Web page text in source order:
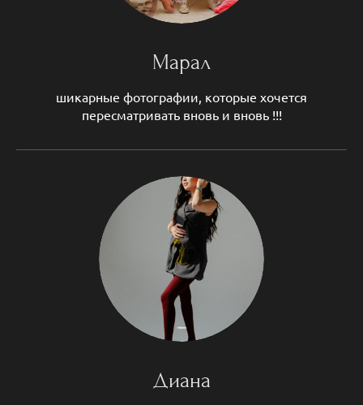
Марал
шикарные фотографии, которые хочется
пересматривать вновь и вновь !!!
Диана